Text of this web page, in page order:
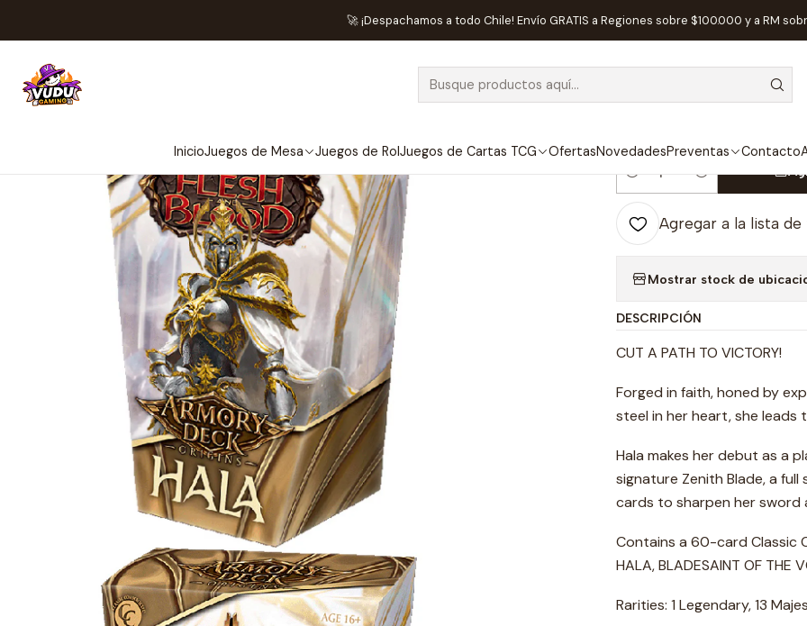
InicioJuegos de Mesa Juegos de RolJuegos de Cartas TCG OfertasNovedadesPreventas Contacto
🚀 ¡Despachamos a todo Chile! Envío GRATIS a Regiones sobre $100.000 y a RM
Juegos de Cartas TCG Flesh and Blood Sellado Flesh and Blood Flesh and Blood
Flesh and
Cantidad
Agregar a la lista
Mostrar stock de
DESCRIPCIÓN
CUT A PATH TO VICTORY!
Forged in faith, honed by
steel in her heart, she
Hala makes her debut as a
signature Zenith Blade, a
cards to sharpen her
Contains a 60-card Classic
HALA, BLADESAINT OF THE
Rarities: 1 Legendary, 13